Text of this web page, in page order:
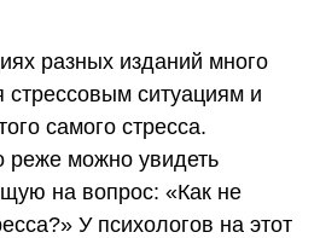
разных изданий много
стрессовым ситуациям и
самого стресса.
реже можно увидеть
на вопрос: «Как не
У психологов на этот